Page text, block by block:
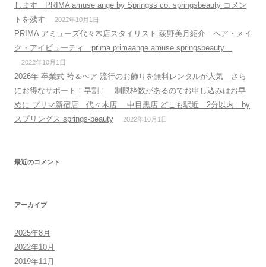
します PRIMA amuse ange by Springss co. springsbeauty コメン
トを残す
2022年10月1日
PRIMA アミューズ代々木店スタイリスト 荻野美月紹介 ヘア・メイ
ク・アイビューティ prima primaange amuse springsbeauty
2022年10月1日
2026年 卒業式 袴＆ヘア 流行のお飾りを無料レンタルが人気 さら
にお得なサポート！早割！ 制限枠数があるのでお申し込みはお早
めに プリマ新宿店 代々木店 中目黒店 どこも駅近 2分以内 by
スプリングス springs-beauty
2022年10月1日
最近のコメント
アーカイブ
2025年8月
2022年10月
2019年11月